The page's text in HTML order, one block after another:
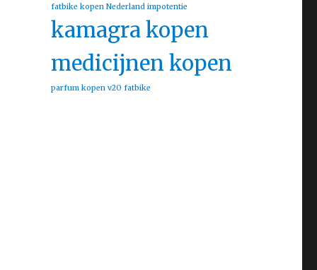
fatbike kopen Nederland impotentie
kamagra kopen
medicijnen kopen
parfum kopen v20 fatbike